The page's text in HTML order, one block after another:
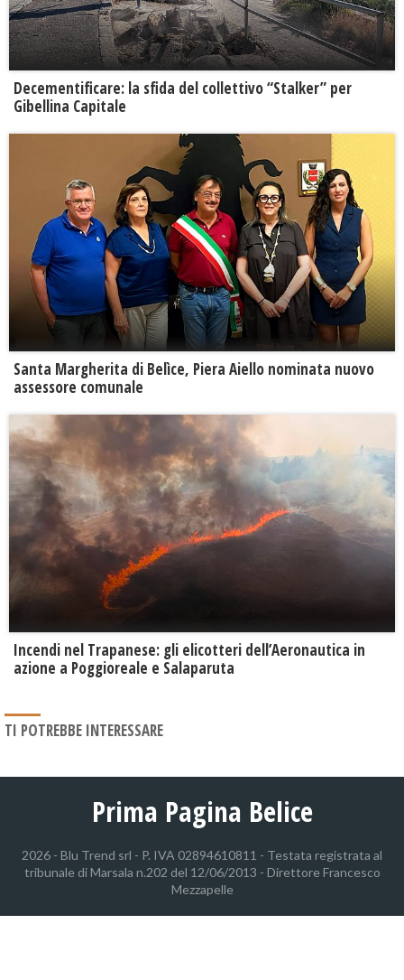
Decementificare: la sfida del collettivo “Stalker” per
Gibellina Capitale
Santa Margherita di Belìce, Piera Aiello nominata nuovo
assessore comunale
Incendi nel Trapanese: gli elicotteri dell’Aeronautica in
azione a Poggioreale e Salaparuta
TI POTREBBE INTERESSARE
Prima Pagina Belice
2026 - Blu Trend srl - P. IVA 02894610811 - Testata registrata al
tribunale di Marsala n.202 del 12/06/2013 - Direttore Francesco
Mezzapelle